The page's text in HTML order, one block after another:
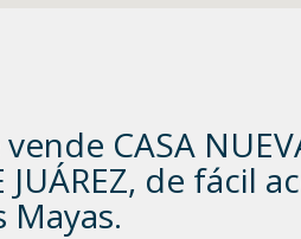
vende CASA
JUÁREZ, de fácil
Mayas.